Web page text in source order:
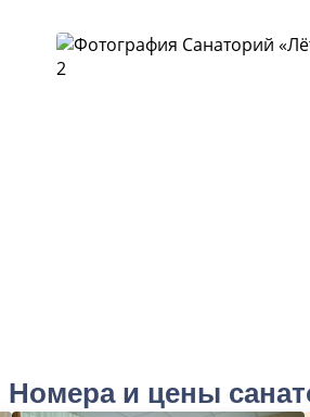
Номера и цены